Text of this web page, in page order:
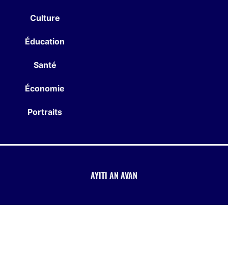
Culture
Éducation
Santé
Économie
Portraits
AYITI AN AVAN